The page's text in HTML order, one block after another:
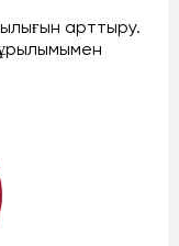
арттыру.